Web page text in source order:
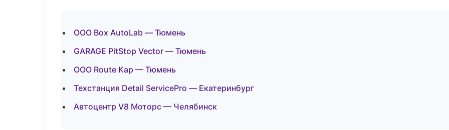
ООО Box AutoLab — Тюмень
GARAGE PitStop Vector — Тюмень
ООО Route Кар — Тюмень
Техстанция Detail ServicePro — Екатеринбург
Автоцентр V8 Моторс — Челябинск